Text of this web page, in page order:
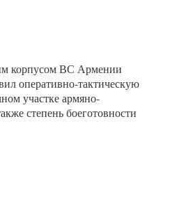
корпусом ВС Армении
оперативно-тактическую
участке армяно-
степень боеготовности